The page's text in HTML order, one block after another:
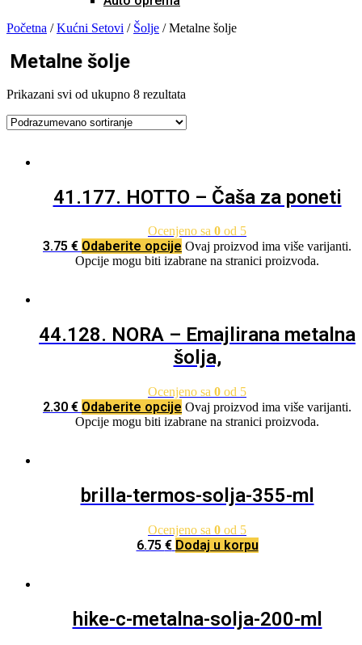
Početna /Kućni Setovi / Šolje / Metalne šolje
Metalne šolje
Prikazani svi od ukupno 8 rezultata
41.177. HOTTO – Čaša za poneti
Ocenjeno sa 0 od 5
3.75 € Odaberite opcije Ovaj proizvod ima više varijanti.
Opcije mogu biti izabrane na stranici proizvoda.
44.128. NORA – Emajlirana metalna
šolja,
Ocenjeno sa 0 od 5
2.30 € Odaberite opcije Ovaj proizvod ima više varijanti.
Opcije mogu biti izabrane na stranici proizvoda.
brilla-termos-solja-355-ml
Ocenjeno sa 0 od 5
6.75 € Dodaj u korpu
hike-c-metalna-solja-200-ml